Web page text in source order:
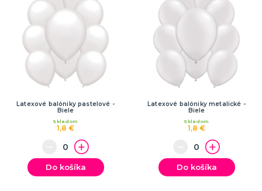
Latexové balóniky pastelové -
Biele
1,8 €
Skladom
Do košíka
Latexové balóniky metalické -
Biele
1,8 €
Skladom
Do košíka